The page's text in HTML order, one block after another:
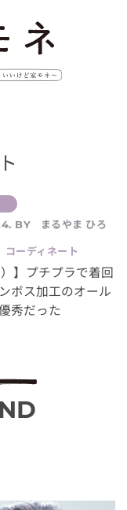
BY まるやま ひろ
ーディネート
】プチプラで着回
ボス加工のオール
秀だった